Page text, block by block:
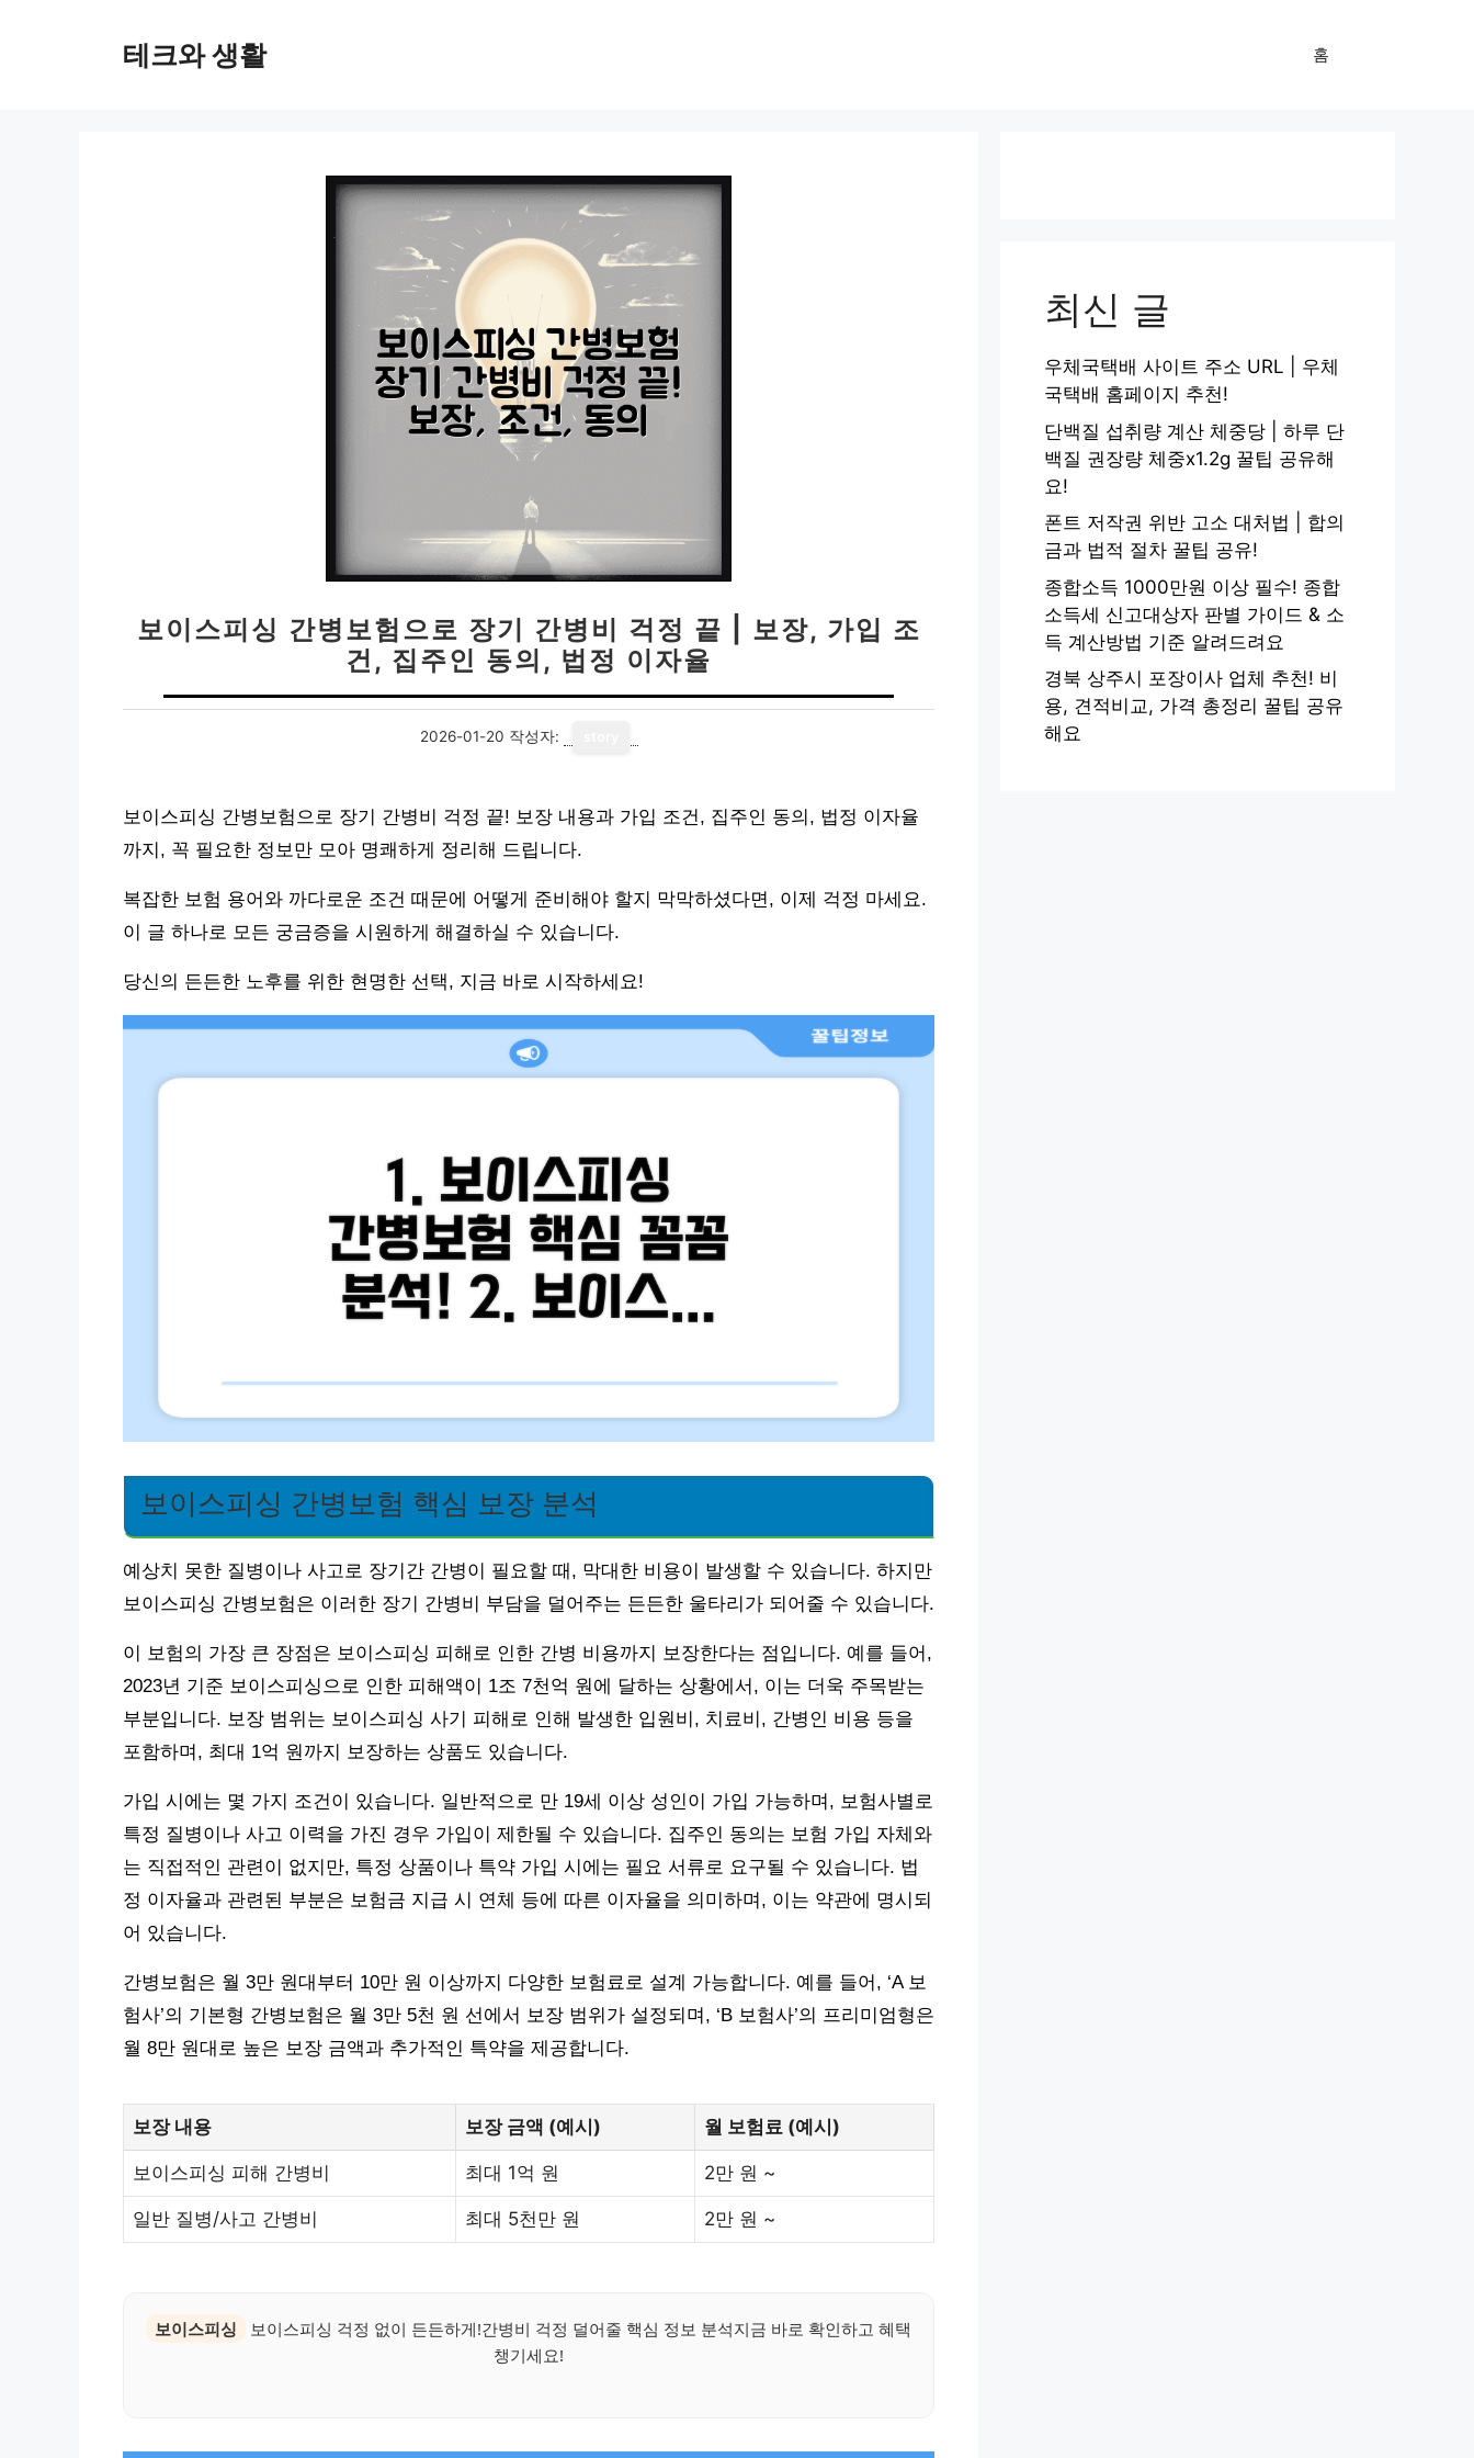
테크와 생활 홈
보이스피싱 간병보험으로 장기 간병비 걱정 끝 | 보장, 가입 조
건, 집주인 동의, 법정 이자율
2026-01-20 작성자:
보이스피싱 간병보험으로 장기 간병비 걱정 끝! 보장 내용과 가입 조건, 집주인 동의, 법정 이자율
까지, 꼭 필요한 정보만 모아 명쾌하게 정리해 드립니다.
복잡한 보험 용어와 까다로운 조건 때문에 어떻게 준비해야 할지 막막하셨다면, 이제 걱정 마세요.
이 글 하나로 모든 궁금증을 시원하게 해결하실 수 있습니다.
당신의 든든한 노후를 위한 현명한 선택, 지금 바로 시작하세요!
보이스피싱 간병보험 핵심 보장 분석
예상치 못한 질병이나 사고로 장기간 간병이 필요할 때, 막대한 비용이 발생할 수 있습니다. 하지만
보이스피싱 간병보험은 이러한 장기 간병비 부담을 덜어주는 든든한 울타리가 되어줄 수 있습니다.
이 보험의 가장 큰 장점은 보이스피싱 피해로 인한 간병 비용까지 보장한다는 점입니다. 예를 들어,
2023년 기준 보이스피싱으로 인한 피해액이 1조 7천억 원에 달하는 상황에서, 이는 더욱 주목받는
부분입니다. 보장 범위는 보이스피싱 사기 피해로 인해 발생한 입원비, 치료비, 간병인 비용 등을
포함하며, 최대 1억 원까지 보장하는 상품도 있습니다.
가입 시에는 몇 가지 조건이 있습니다. 일반적으로 만 19세 이상 성인이 가입 가능하며, 보험사별로
특정 질병이나 사고 이력을 가진 경우 가입이 제한될 수 있습니다. 집주인 동의는 보험 가입 자체와
는 직접적인 관련이 없지만, 특정 상품이나 특약 가입 시에는 필요 서류로 요구될 수 있습니다. 법
정 이자율과 관련된 부분은 보험금 지급 시 연체 등에 따른 이자율을 의미하며, 이는 약관에 명시되
어 있습니다.
간병보험은 월 3만 원대부터 10만 원 이상까지 다양한 보험료로 설계 가능합니다. 예를 들어, ‘A 보
험사’의 기본형 간병보험은 월 3만 5천 원 선에서 보장 범위가 설정되며, ‘B 보험사’의 프리미엄형은
월 8만 원대로 높은 보장 금액과 추가적인 특약을 제공합니다.
보장 내용 보장 금액 (예시) 월 보험료 (예시)
보이스피싱 피해 간병비 최대 1억 원 2만 원 ~
일반 질병/사고 간병비 최대 5천만 원 2만 원 ~
보이스피싱
보이스피싱 걱정 없이 든든하게!간병비 걱정 덜어줄 핵심 정보 분석지금 바로 확인하고 혜택
챙기세요!
최신 글
우체국택배 사이트 주소 URL | 우체
국택배 홈페이지 추천!
단백질 섭취량 계산 체중당 | 하루 단
백질 권장량 체중x1.2g 꿀팁 공유해
요!
폰트 저작권 위반 고소 대처법 | 합의
금과 법적 절차 꿀팁 공유!
종합소득 1000만원 이상 필수! 종합
소득세 신고대상자 판별 가이드 & 소
득 계산방법 기준 알려드려요
경북 상주시 포장이사 업체 추천! 비
용, 견적비교, 가격 총정리 꿀팁 공유
해요